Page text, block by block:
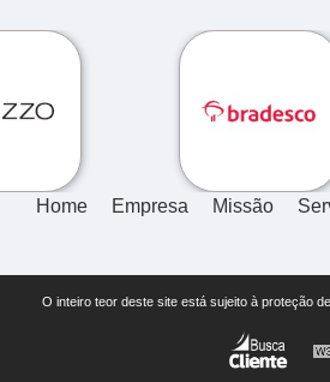
Home Empresa Missão
O inteiro teor deste site está sujeito à proteção